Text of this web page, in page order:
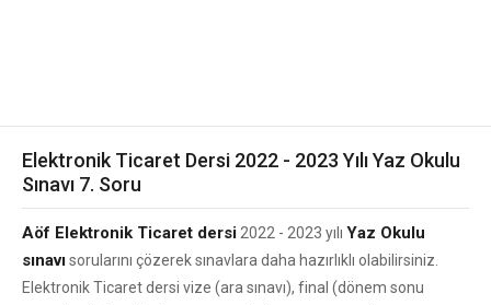
Elektronik Ticaret Dersi 2022 - 2023 Yılı Yaz Okulu
Sınavı 7. Soru
Aöf Elektronik Ticaret dersi 2022 - 2023 yılı Yaz Okulu
sınavısorularını çözerek sınavlara daha hazırlıklı olabilirsiniz.
Elektronik Ticaret dersi vize (ara sınavı), final (dönem sonu